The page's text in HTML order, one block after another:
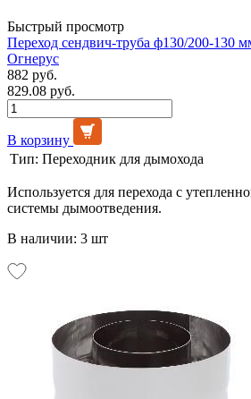
Быстрый просмотр
Переход сендвич-труба ф130/200-130
Огнерус
882 руб.
829.08 руб.
В корзину
Тип: Переходник для дымохода
Используется для перехода с
системы дымоотведения.
В наличии: 3 шт